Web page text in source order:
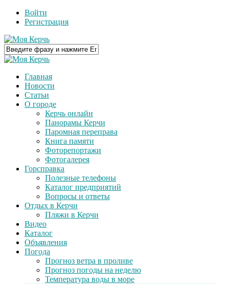
Войти
Регистрация
Главная
Новости
Статьи
О городе
Керчь онлайн
Панорамы Керчи
Паромная переправа
Книга памяти
Фоторепортажи
Фотогалерея
Горсправка
Полезные телефоны
Каталог предприятий
Вопросы и ответы
Отдых в Керчи
Пляжи в Керчи
Видео
Каталог
Объявления
Погода
Прогноз ветра в проливе
Прогноз погоды на неделю
Температура воды в море